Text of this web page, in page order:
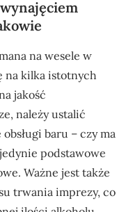
na wesele w
na kilka istotnych
jakość
należy ustalić
baru – czy ma
podstawowe
Ważne jest także
trwania imprezy, co